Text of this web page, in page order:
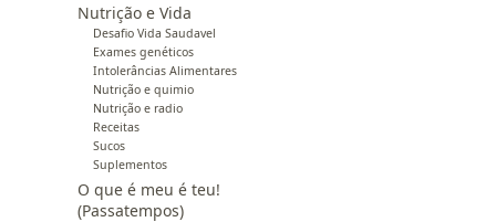
Nutrição e Vida
Desafio Vida Saudavel
Exames genéticos
Intolerâncias Alimentares
Nutrição e quimio
Nutrição e radio
Receitas
Sucos
Suplementos
O que é meu é teu!
(Passatempos)